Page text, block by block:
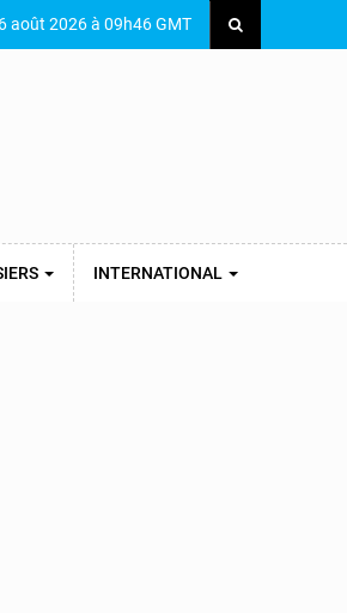
août 2026 à 09h46 GMT
INTERNATIONAL